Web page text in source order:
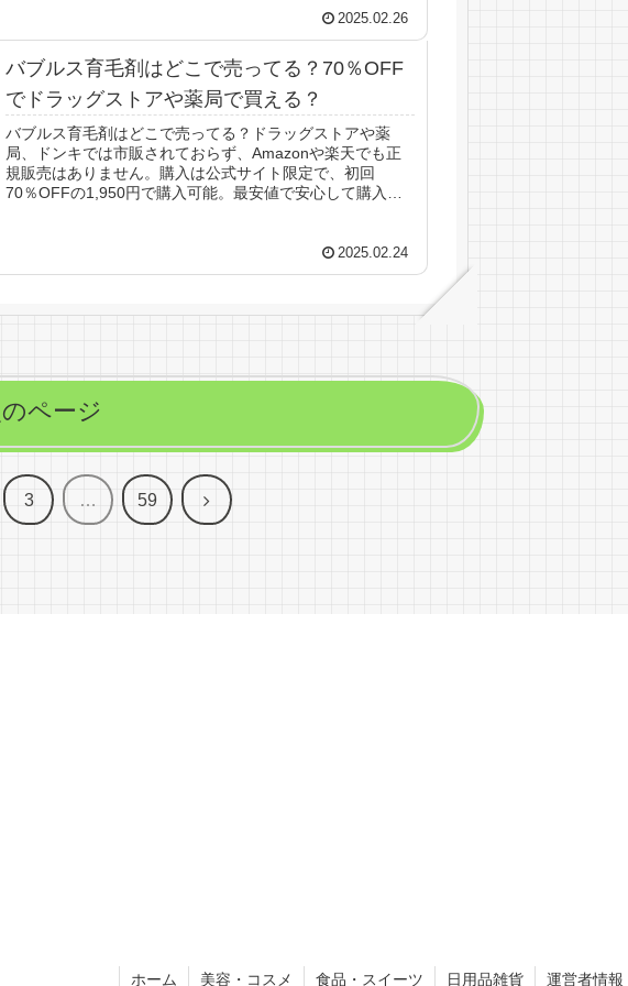
2025.02.26
バブルス育毛剤はどこで売ってる？70％OFF
でドラッグストアや薬局で買える？
バブルス育毛剤はどこで売ってる？ドラッグストアや薬
局、ドンキでは市販されておらず、Amazonや楽天でも正
規販売はありません。購入は公式サイト限定で、初回
70％OFFの1,950円で購入可能。最安値で安心して購入で
2025.02.24
ページ
3 … 59 次
ホーム 美容・コスメ 食品・スイーツ 日用品雑貨 運営者情報